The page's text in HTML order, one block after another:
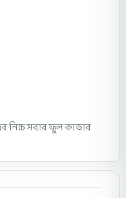
নিচে সবার ফুল কাভার